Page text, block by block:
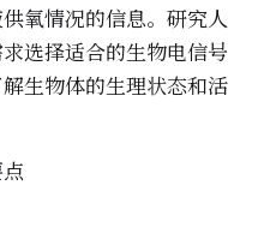
氧情况的信息。研究人
选择适合的生物电信号
生物体的生理状态和活